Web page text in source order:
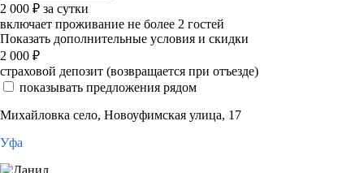
2 000 ₽ за сутки
включает проживание не более 2 гостей
Показать дополнительные условия и скидки
2 000 ₽
страховой депозит (возвращается при отъезде)
показывать предложения рядом
Михайловка село, Новоуфимская улица, 17
Уфа